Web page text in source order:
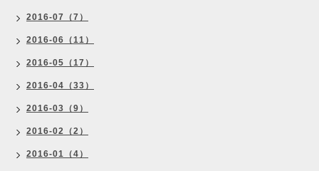
2016-07（7）
2016-06（11）
2016-05（17）
2016-04（33）
2016-03（9）
2016-02（2）
2016-01（4）